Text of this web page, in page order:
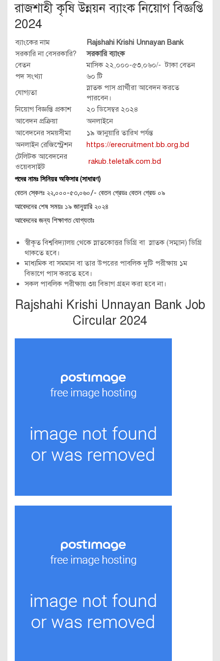
রাজশাহী কৃষি উন্নয়ন ব্যাংক নিয়োগ বিজ্ঞপ্তি
2024
ব্যাংকের নাম
Rajshahi Krishi Unnayan Bank
সরকারি না বেসরকারি?
সরকারি ব্যাংক
বেতন
মাসিক ২২,০০০-৫৩,০৬০/- টাকা বেতন
পদ সংখ্যা
৬০ টি
যোগ্যতা
স্নাতক পাস প্রার্থীরা আবেদন করতে
পারবেন।
নিয়োগ বিজ্ঞপ্তি প্রকাশ
২০ ডিসেম্বর ২০২৪
আবেদন প্রক্রিয়া
অনলাইনে
আবেদনের সময়সীমা
১৯ জানুয়ারি তারিখ পর্যন্ত
অনলাইন রেজিস্ট্রেশন
https://erecruitment.bb.org.bd
টেলিটক আবেদনের
ওয়েবসাইট
rakub.teletalk.com.bd
পদের নামঃ সিনিয়র অফিসার (সাধারণ)
বেতন স্কেলঃ ২২,০০০-৫৩,০৬০/- বেতন গ্রেডঃ বেতন গ্রেড ০৯
আবেদনের শেষ সময়ঃ ১৯ জানুয়ারি ২০২৪
আবেদনের জন্য শিক্ষাগত যোগ্যতাঃ
স্বীকৃত বিশ্ববিদ্যালয় থেকে স্নাতকোত্তর ডিগ্রি বা স্নাতক (সম্মান) ডিগ্রি
থাকতে হবে।
মাধ্যমিক বা সমমান বা তার উপরের পাবলিক দুটি পরীক্ষায় ১ম
বিভাগে পাস করতে হবে।
সকল পাবলিক পরীক্ষায় ৩য় বিভাগ গ্রহন করা হবে না।
Rajshahi Krishi Unnayan Bank Job
Circular 2024